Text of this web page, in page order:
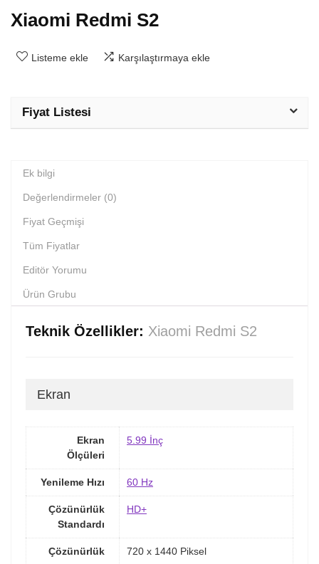
Xiaomi Redmi S2
Listeme ekle Karşılaştırmaya ekle
Fiyat Listesi
Ek bilgi
Değerlendirmeler (0)
Fiyat Geçmişi
Tüm Fiyatlar
Editör Yorumu
Ürün Grubu
Teknik Özellikler: Xiaomi Redmi S2
Ekran
Ekran
Ölçüleri
5.99 İnç
Yenileme Hızı 60 Hz
Çözünürlük
Standardı
HD+
Çözünürlük 720 x 1440 Piksel